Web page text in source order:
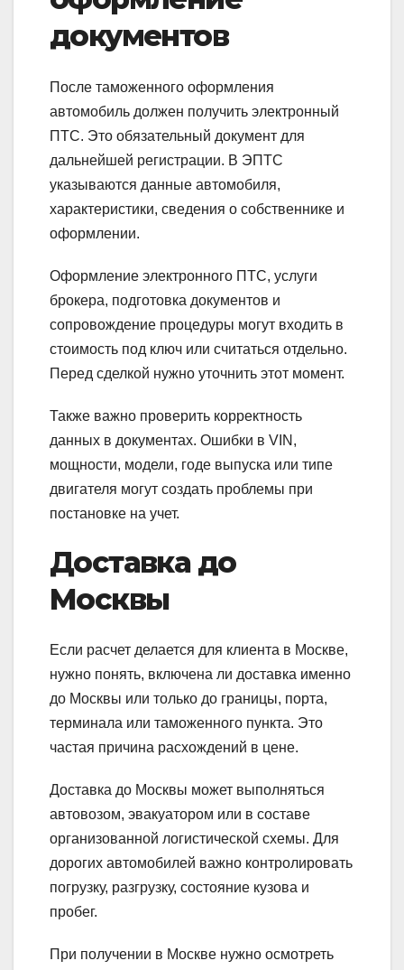
документов
После таможенного оформления
автомобиль должен получить электронный
ПТС. Это обязательный документ для
дальнейшей регистрации. В ЭПТС
указываются данные автомобиля,
характеристики, сведения о собственнике и
оформлении.
Оформление электронного ПТС, услуги
брокера, подготовка документов и
сопровождение процедуры могут входить в
стоимость под ключ или считаться отдельно.
Перед сделкой нужно уточнить этот момент.
Также важно проверить корректность
данных в документах. Ошибки в VIN,
мощности, модели, годе выпуска или типе
двигателя могут создать проблемы при
постановке на учет.
Доставка до
Москвы
Если расчет делается для клиента в Москве,
нужно понять, включена ли доставка именно
до Москвы или только до границы, порта,
терминала или таможенного пункта. Это
частая причина расхождений в цене.
Доставка до Москвы может выполняться
автовозом, эвакуатором или в составе
организованной логистической схемы. Для
дорогих автомобилей важно контролировать
погрузку, разгрузку, состояние кузова и
пробег.
При получении в Москве нужно осмотреть